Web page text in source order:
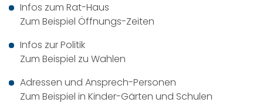
Infos zum Rat-Haus
Zum Beispiel Öffnungs-Zeiten
Infos zur Politik
Zum Beispiel zu Wahlen
Adressen und Ansprech-Personen
Zum Beispiel in Kinder-Gärten und Schulen